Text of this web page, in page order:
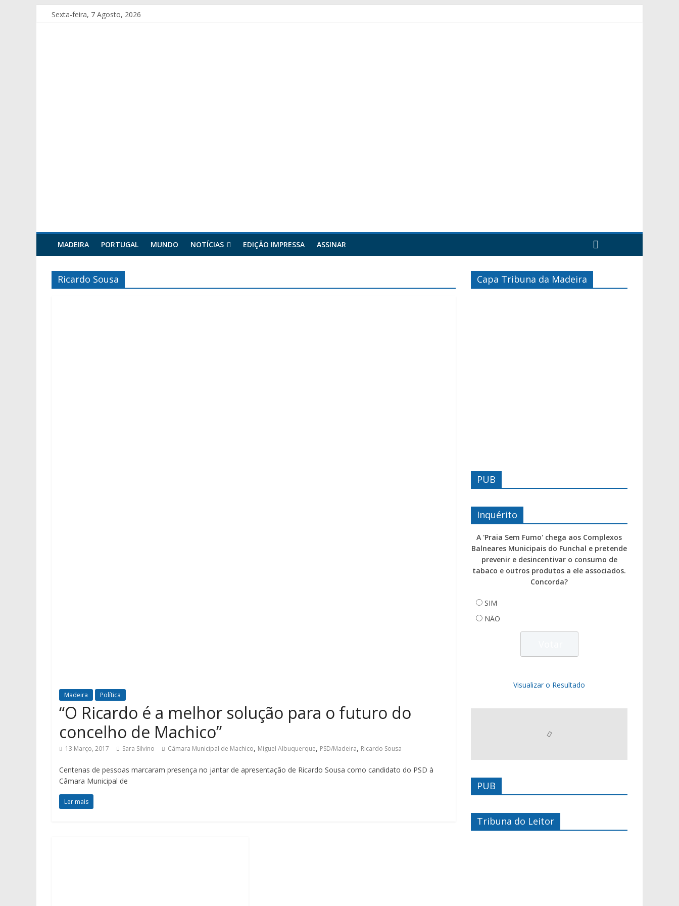
Sexta-feira, 7 Agosto, 2026
MADEIRA PORTUGAL MUNDO NOTÍCIAS EDIÇÃO IMPRESSA ASSINAR
Ricardo Sousa
Madeira Política
“O Ricardo é a melhor solução para o futuro do
concelho de Machico”
13 Março, 2017 Sara Silvino Câmara Municipal de Machico, Miguel Albuquerque, PSD/Madeira, Ricardo Sousa
Centenas de pessoas marcaram presença no jantar de apresentação de Ricardo Sousa como candidato do PSD à
Câmara Municipal de
Ler mais
Capa Tribuna da Madeira
PUB
Inquérito
A 'Praia Sem Fumo' chega aos Complexos
Balneares Municipais do Funchal e pretende
prevenir e desincentivar o consumo de
tabaco e outros produtos a ele associados.
Concorda?
SIM
NÃO
Visualizar o Resultado
PUB
Tribuna do Leitor